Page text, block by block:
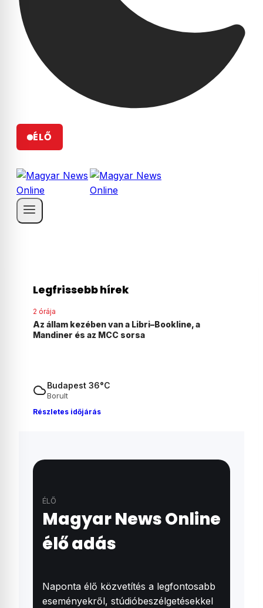
ÉLŐ
Legfrissebb hírek
3 órája
Tarr Zoltán szerint sem ő, sem a minisztérium
nem szól bele a közmédia átalakításába
Budapest 36°C
Borult
Részletes időjárás
ÉLŐ
Magyar News Online
élő adás
Naponta élő közvetítés a legfontosabb
eseményekről, stúdióbeszélgetésekkel